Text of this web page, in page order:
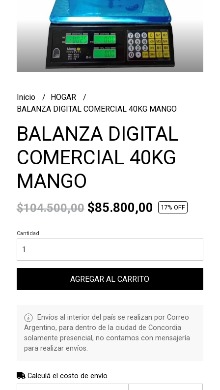
Inicio
HOGAR
BALANZA DIGITAL COMERCIAL 40KG MANGO
BALANZA DIGITAL
COMERCIAL 40KG
MANGO
$104.500,00$85.800,00 17% OFF
Cantidad
AGREGAR AL CARRITO
Envíos al interior del país se realizan por Correo
Argentino, para dentro de la ciudad de Concordia
solamente presencial, no contamos con mensajería
para realizar envíos.
Calculá el costo de envío